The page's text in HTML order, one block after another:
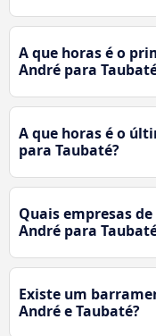
A que horas é o
André para
A que horas é o
para Taubaté?
Quais empresas
André para
Existe um
André e Taubaté?